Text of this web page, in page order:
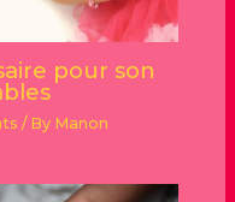
pour son
/ By Manon